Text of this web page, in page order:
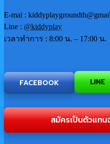
E-mai :
Line : @kiddyplay
เวลาทำการ : 8:00 น. – 17:00 น.
FACEBOOK LINE
สมัครเป็นตัวแท